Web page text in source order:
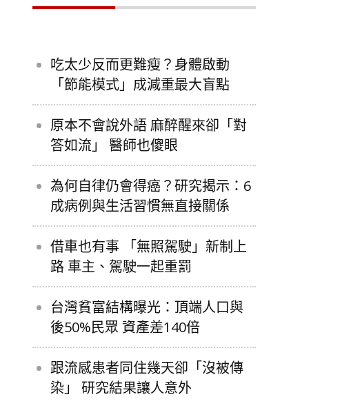
吃太少反而更難瘦？身體啟動
「節能模式」成減重最大盲點
原本不會說外語 麻醉醒來卻「對
答如流」 醫師也傻眼
為何自律仍會得癌？研究揭示：6
成病例與生活習慣無直接關係
借車也有事 「無照駕駛」新制上
路 車主、駕駛一起重罰
台灣貧富結構曝光：頂端人口與
後50%民眾 資產差140倍
跟流感患者同住幾天卻「沒被傳
染」 研究結果讓人意外